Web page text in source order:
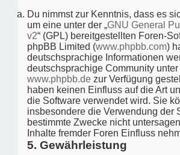
Du nimmst zur Kenntnis, dass es
um eine unter der „GNU General
v2“ (GPL) bereitgestellten Foren-
phpBB Limited (www.phpbb.com)
deutschsprachige Informationen
deutschsprachige Community unter
www.phpbb.de zur Verfügung
haben keinen Einfluss auf die Art
die Software verwendet wird. Sie
insbesondere die Verwendung der
bestimmte Zwecke nicht
Inhalte fremder Foren Einfluss
5. Gewährleistung